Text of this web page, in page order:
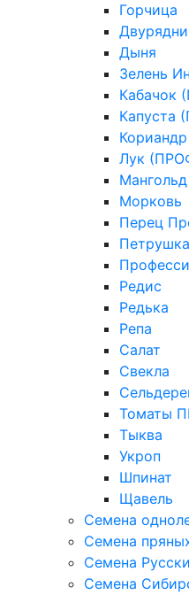
Горчица
Дыня
Зелень
Кабачок
Капуста
Лук
Мангольд
Морковь
Перец
Редис
Редька
Репа
Салат
Свекла
Томаты
Тыква
Укроп
Шпинат
Щавель
Семена
Семена
Семена
Семена